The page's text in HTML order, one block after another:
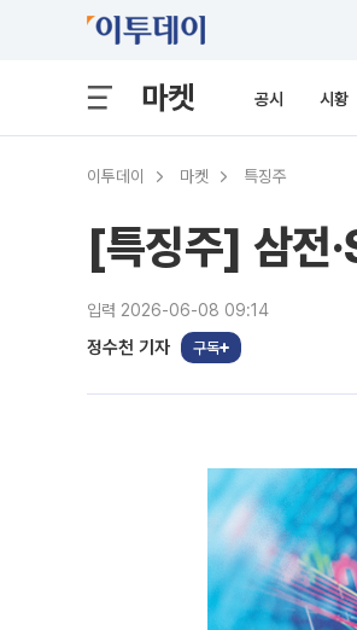
마켓 공시 시황
이투데이 마켓 특징주
[특징주] 삼전
입력 2026-06-08 09:14
정수천 기자 구독